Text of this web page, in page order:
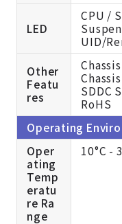
LED
CPU /
UID/
Other
Featu
res
SDDC
RoHS
Operating
Oper
ating
Temp
eratu
re Ra
nge
10°C -